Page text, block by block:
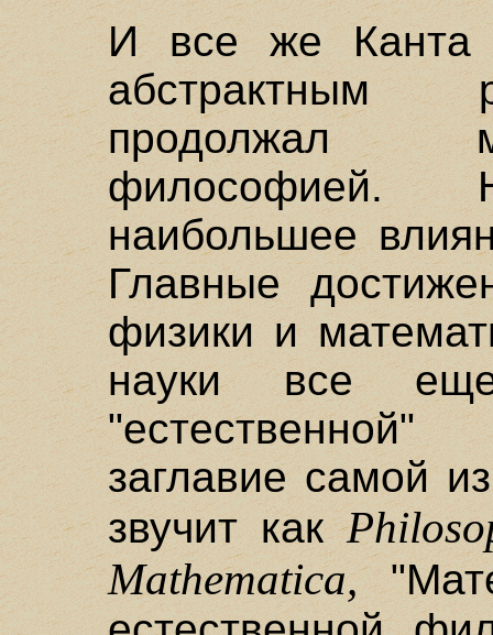
И все же Канта
абстрактным
продолжал
философией.
наибольшее
Главные
физики и
науки все
заглавие самой
звучит как
Mathematica,